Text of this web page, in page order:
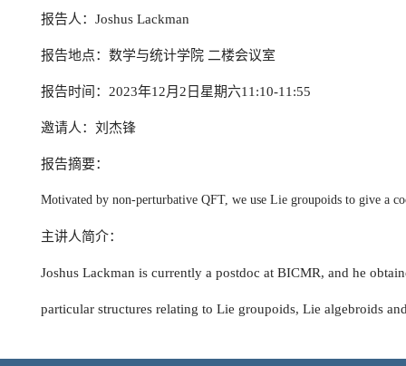
报告人：Joshus Lackman
报告地点：数学与统计学院 二楼会议室
报告时间：2023年12月2日星期六11:10-11:55
邀请人：刘杰锋
报告摘要：
Motivated by non-perturbative QFT, we use Lie groupoids to give a
主讲人简介：
Joshus Lackman is currently a postdoc at BICMR, and he
particular structures relating to Lie groupoids, Lie algebroids